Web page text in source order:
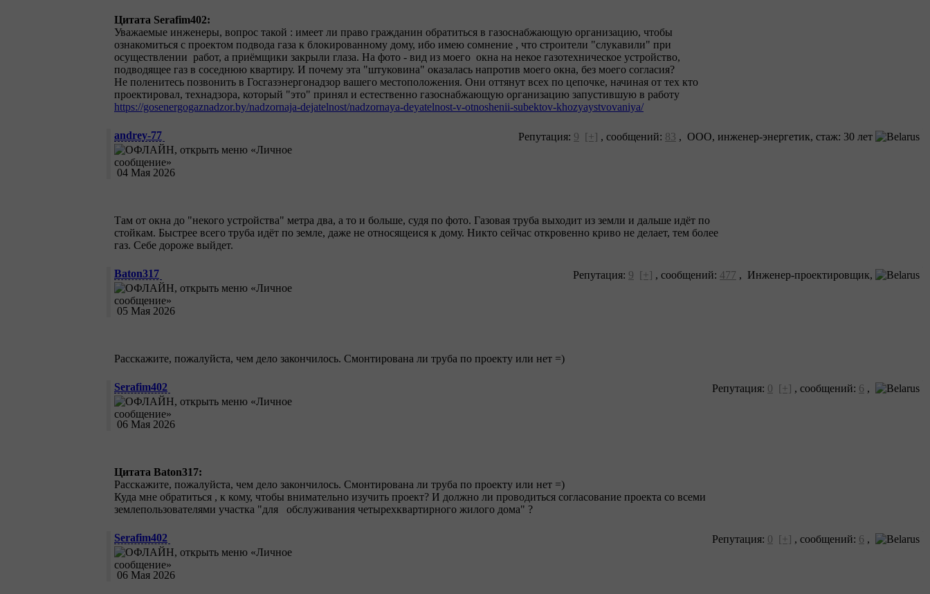
Цитата Serafim402:
Уважаемые инженеры, вопрос такой : имеет ли право гражданин обратиться в газоснабжающую организацию, чтобы
ознакомиться с проектом подвода газа к блокированному дому, ибо имею сомнение , что строители "слукавили" при
осуществлении работ, а приёмщики закрыли глаза. На фото - вид из моего окна на некое газотехническое устройство,
подводящее газ в соседнюю квартиру. И почему эта "штуковина" оказалась напротив моего окна, без моего согласия?
Не поленитесь позвонить в Госгазэнергонадзор вашего местоположения. Они оттянут всех по цепочке, начиная от тех кто
проектировал, технадзора, который "это" принял и естественно газоснабжающую организацию запустившую в работу
https://gosenergogaznadzor.by/nadzornaja-dejatelnost/nadzornaya-deyatelnost-v-otnoshenii-subektov-khozyaystvovaniya/
andrey-77
04 Мая 2026
Репутация: 9 [+] , сообщений: 83 , ООО, инженер-энергетик, cтаж: 30 лет
Там от окна до "некого устройства" метра два, а то и больше, судя по фото. Газовая труба выходит из земли и дальше идёт по
стойкам. Быстрее всего труба идёт по земле, даже не относящеися к дому. Никто сейчас откровенно криво не делает, тем более
газ. Себе дороже выйдет.
Baton317
05 Мая 2026
Репутация: 9 [+] , сообщений: 477 , Инженер-проектировщик,
Расскажите, пожалуйста, чем дело закончилось. Смонтирована ли труба по проекту или нет =)
Serafim402
06 Мая 2026
Репутация: 0 [+] , сообщений: 6 ,
Цитата Baton317:
Расскажите, пожалуйста, чем дело закончилось. Смонтирована ли труба по проекту или нет =)
Куда мне обратиться , к кому, чтобы внимательно изучить проект? И должно ли проводиться согласование проекта со всеми
землепользователями участка "для обслуживания четырехквартирного жилого дома" ?
Serafim402
06 Мая 2026
Репутация: 0 [+] , сообщений: 6 ,